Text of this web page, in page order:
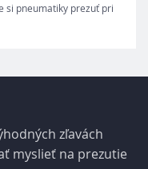
si pneumatiky prezuť pri
zľavách
myslieť na prezutie